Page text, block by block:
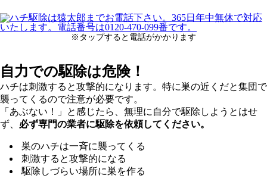
※タップすると電話がかかります
自力での駆除は危険！
ハチは刺激すると攻撃的になります。特に巣の近くだと集団で
襲ってくるので注意が必要です。
「あぶない！」と感じたら、無理に自分で駆除しようとはせ
ず、 必ず専門の業者に駆除を依頼してください。
巣のハチは一斉に襲ってくる
刺激すると攻撃的になる
駆除しづらい場所に巣を作る